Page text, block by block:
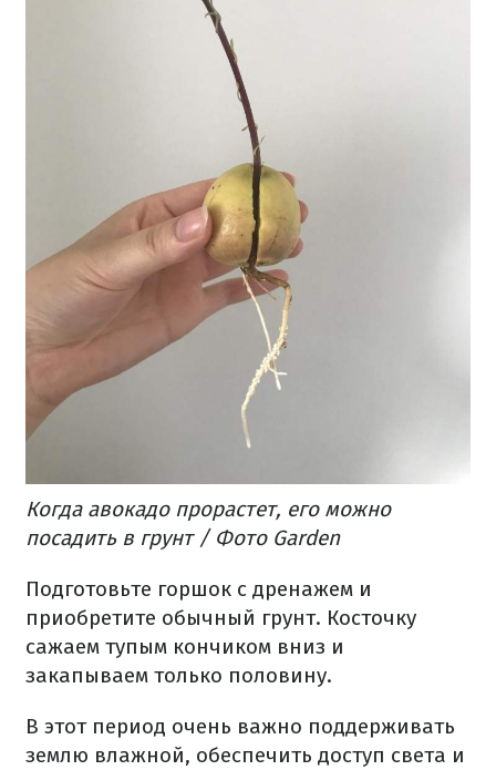
Когда авокадо прорастет, его можно
посадить в грунт / Фото Garden
Подготовьте горшок с дренажем и
приобретите обычный грунт. Косточку
сажаем тупым кончиком вниз и
закапываем только половину.
В этот период очень важно поддерживать
землю влажной, обеспечить доступ света и